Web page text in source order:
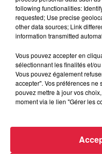
5 août
l’après
following functionalities:
requested; Use precise
other data sources; Link
information transmitted
Vous pouvez accepter en
sélectionnant les finalités et/
Vous pouvez également
accepter". Vos préférences
pouvez mettre à jour vos
moment via le lien "Gérer les